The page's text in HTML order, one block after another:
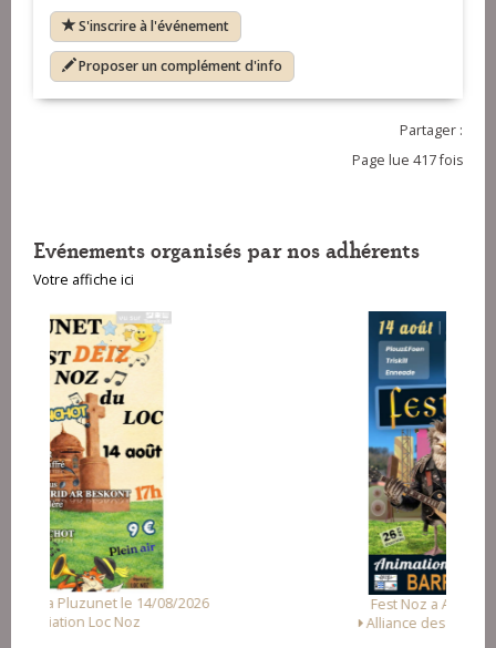
S'inscrire à l'événement
Proposer un complément d'info
Partager :
Page lue 417 fois
Evénements organisés par nos adhérents
Votre affiche ici
Fest Noz a Arzal le 15/08/2026